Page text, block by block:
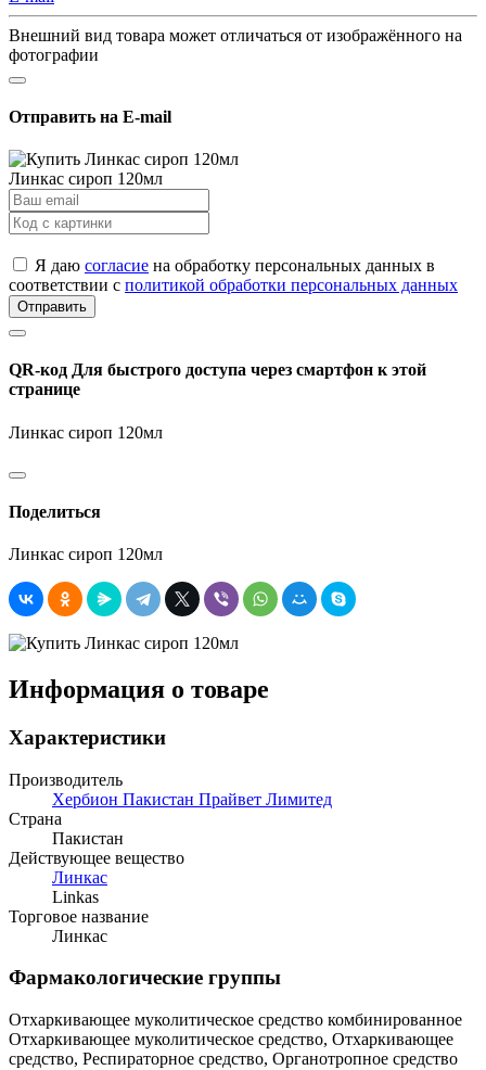
Внешний вид товара может отличаться от изображённого на
фотографии
Отправить на E-mail
Линкас сироп 120мл
Я даю согласие на обработку персональных данных в
соответствии с политикой обработки персональных данных
Отправить
QR-код Для быстрого доступа через смартфон к этой
странице
Линкас сироп 120мл
Поделиться
Линкас сироп 120мл
Информация о товаре
Характеристики
Производитель
Хербион Пакистан Прайвет Лимитед
Страна
Пакистан
Действующее вещество
Линкас
Linkas
Торговое название
Линкас
Фармакологические группы
Отхаркивающее муколитическое средство комбинированное
Отхаркивающее муколитическое средство, Отхаркивающее
средство, Респираторное средство, Органотропное средство